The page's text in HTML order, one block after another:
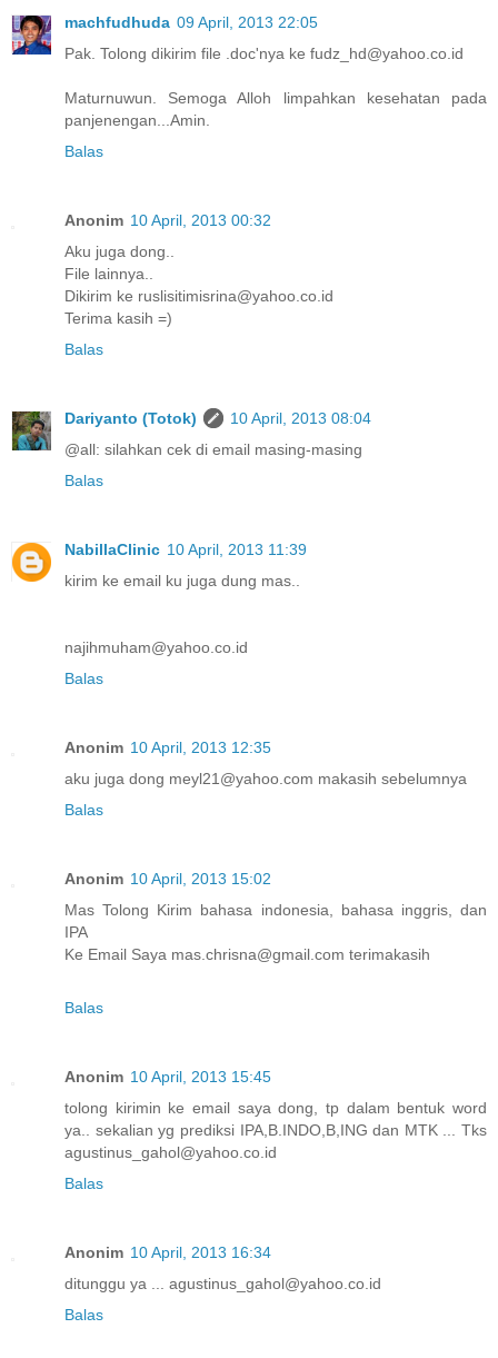
machfudhuda 09 April, 2013 22:05
Pak. Tolong dikirim file .doc'nya ke fudz_hd@yahoo.co.id
Maturnuwun. Semoga Alloh limpahkan kesehatan pada
panjenengan...Amin.
Balas
Anonim 10 April, 2013 00:32
Aku juga dong..
File lainnya..
Dikirim ke ruslisitimisrina@yahoo.co.id
Terima kasih =)
Balas
Dariyanto (Totok)
10 April, 2013 08:04
@all: silahkan cek di email masing-masing
Balas
NabillaClinic 10 April, 2013 11:39
kirim ke email ku juga dung mas..
najihmuham@yahoo.co.id
Balas
Anonim 10 April, 2013 12:35
aku juga dong meyl21@yahoo.com makasih sebelumnya
Balas
Anonim 10 April, 2013 15:02
Mas Tolong Kirim bahasa indonesia, bahasa inggris, dan
IPA
Ke Email Saya mas.chrisna@gmail.com terimakasih
Balas
Anonim 10 April, 2013 15:45
tolong kirimin ke email saya dong, tp dalam bentuk word
ya.. sekalian yg prediksi IPA,B.INDO,B,ING dan MTK ... Tks
agustinus_gahol@yahoo.co.id
Balas
Anonim 10 April, 2013 16:34
ditunggu ya ... agustinus_gahol@yahoo.co.id
Balas